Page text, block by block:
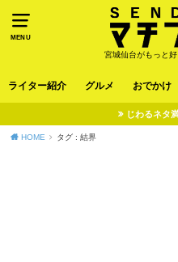
MENU
宮城仙台がもっと
ライター紹介 グルメ おでかけ
じわるネタ
HOME タグ : 結界